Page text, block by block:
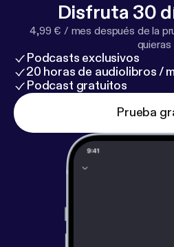
Disfruta 30
4,99 € / mes después de la
quieras
Podcasts exclusivos
20 horas de audiolibros /
Podcast gratuitos
Prueba